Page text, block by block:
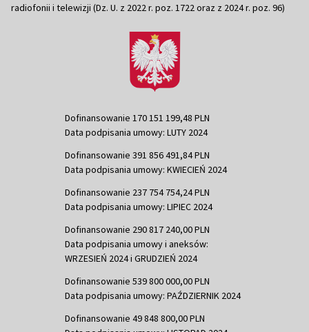
radiofonii i telewizji (Dz. U. z 2022 r. poz. 1722 oraz z 2024 r. poz. 96)
Dofinansowanie 170 151 199,48 PLN
Data podpisania umowy: LUTY 2024
Dofinansowanie 391 856 491,84 PLN
Data podpisania umowy: KWIECIEŃ 2024
Dofinansowanie 237 754 754,24 PLN
Data podpisania umowy: LIPIEC 2024
Dofinansowanie 290 817 240,00 PLN
Data podpisania umowy i aneksów:
WRZESIEŃ 2024 i GRUDZIEŃ 2024
Dofinansowanie 539 800 000,00 PLN
Data podpisania umowy: PAŹDZIERNIK 2024
Dofinansowanie 49 848 800,00 PLN